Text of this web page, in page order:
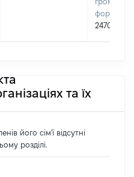
24700541
та їх
його сім'ї відсутні
розділі.